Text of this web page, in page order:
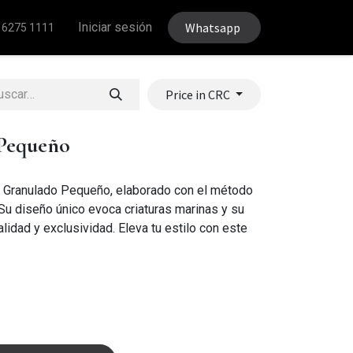
1111 Iniciar sesión Whatsapp
Price in CRC
Pequeño, elaborado con el método
diseño único evoca criaturas marinas y su
y exclusividad. Eleva tu estilo con este